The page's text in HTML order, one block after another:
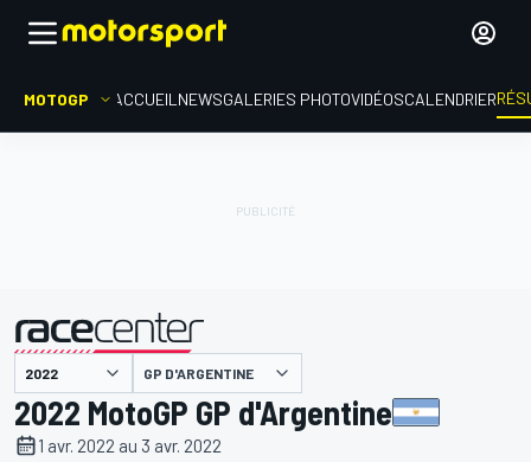
MOTOGP ACCUEIL NEWSGALERIES PHOTOVIDÉOSCALENDRIER
présenté par GP D'ARGENTINE
2022 MotoGP GP d'Argentine
1 avr. 2022 au 3 avr. 2022